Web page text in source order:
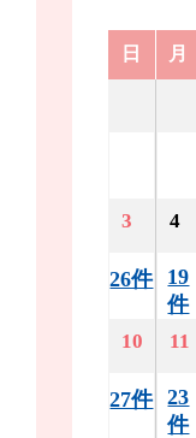
日 月
3
26件
4
19
件
10
27件
11
23
件